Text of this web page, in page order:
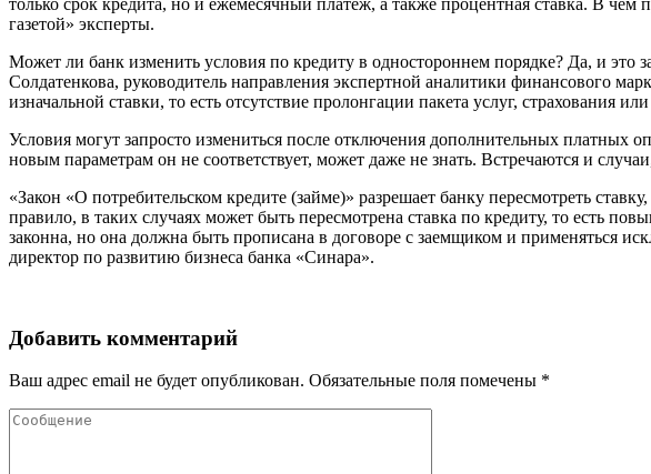
газетой» эксперты.
Может ли банк изменить условия по кредиту в одностороннем порядке? Да, и это
Солдатенкова, руководитель направления экспертной аналитики финансового
изначальной ставки, то есть отсутствие пролонгации пакета услуг, страхования
Условия могут запросто измениться после отключения дополнительных платных
новым параметрам он не соответствует, может даже не знать. Встречаются и
«Закон «О потребительском кредите (займе)» разрешает банку пересмотреть
правило, в таких случаях может быть пересмотрена ставка по кредиту, то есть
законна, но она должна быть прописана в договоре с заемщиком и применяться
директор по развитию бизнеса банка «Синара».
Добавить комментарий
Ваш адрес email не будет опубликован. Обязательные поля помечены *